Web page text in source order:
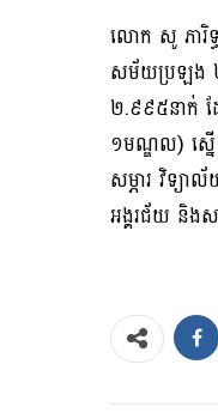
លោក សូ ភារិទ្
សម័យប្រឡង
២.៩៩៥នាក់
១មណ្ឌល) ស្នើ
សម្ភារ វិទ្យ
អង្គរជ័យ និង